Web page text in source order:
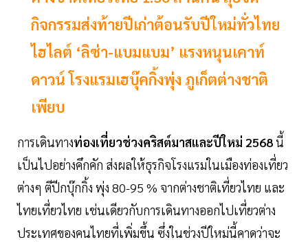
กิจกรรมส่งท้ายปีเก่าต้อนรับปีใหม่ทั่วไทย
ไฮไลต์ ‘ลิซ่า-แบมแบม’ แรงหนุนเคาท์
ดาวน์ โรงแรมเฮบุ๊คกิ้งพุ่ง ภูเก็ตต่างชาติ
เพียบ
การเดินทางท่องเที่ยวช่วงคริสต์มาสและปีใหม่ 2568นี้
เป็นไปอย่างคึกคัก ส่งผลให้ธุรกิจโรงแรมในเมืองท่องเที่ยว
ต่างๆ ตีปีกบุ๊กกิ้ง พุ่ง 80-95 % จากต่างชาติเที่ยวไทย และ
ไทยเที่ยวไทย เช่นเดียวกับการเดินทางออกไปเที่ยวต่าง
ประเทศของคนไทยที่เพิ่มขึ้น ซึ่งในช่วงปีใหม่นี้คาดว่าจะ